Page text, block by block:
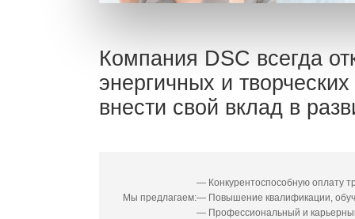
Компания DSC всегда
энергичных и
внести свой вклад в
Мы предлагаем:
— Конкурентоспособную оплату
— Повышение квалификации,
— Профессиональный и